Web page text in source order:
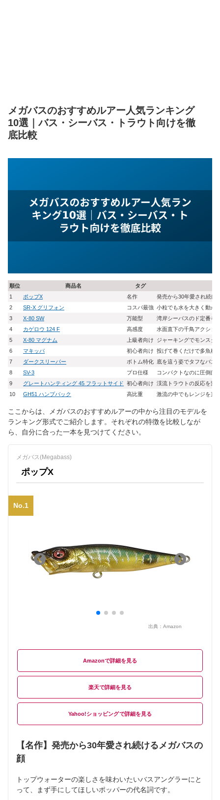
メガバスのおすすめルアー人気ランキング
10選｜バス・シーバス・トラウト向けを徹
底比較
順位 商品名 タグ
1
ポップX 名作
発売から30年愛され続け
2
SR-X グリフォン コスパ最強 小粒でも水を大きく動か
3
X-80 SW 万能型
湾岸シーバスのド定番を
4
カゲロウ 124 F 高感度
水面直下の千鳥アクショ
5
X-80 マグナム 上級者向け
ジャーキングでモンスタ
6
マキッパ 初心者向け 投げて巻くだけで多魚種
7
ダークスリーパー ボトム特化 底を這う姿でタフなバス
8
SV-3 プロ仕様
コンパクトなのに圧倒的
9
グレートハンティング 45 フラットサイド 初心者向け 渓流トラウトの反応を変
10
GH51 ハンプバック 高比重 激流の中でもレンジを直
ここからは、メガバスのおすすめルアーの中から注目のモデルを
ランキング形式でご紹介します。それぞれの特徴を比較しなが
ら、自分に合った一本を見つけてください。
メガバス(Megabass)
ポップX
No.1
出典： Amazon
Amazon
楽天
Yahoo!ショッピング
【名作】発売から30年愛され続けるメガバスの
顔
トップウォーターの楽しさを味わいたいバスアングラーにと
って、まず手にしてほしいポッパーの代名詞です。